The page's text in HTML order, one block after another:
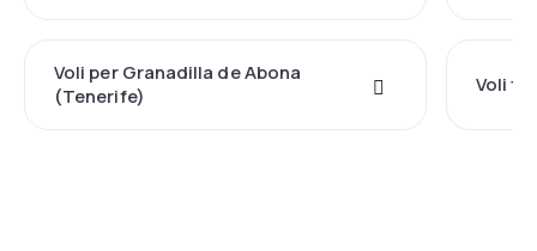
Voli per Granadilla de Abona
(Tenerife)
Voli to